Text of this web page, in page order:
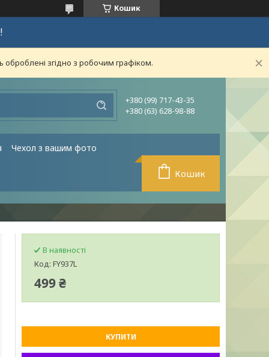
Кошик
згідно з робочим графіком.
+380 (99) 717-43-35
+380 (63) 628-98-88
Чехол з вашим фото
Кошик
В наявності
Код: FY937L
499 ₴
КУПИТИ